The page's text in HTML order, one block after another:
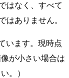
はなく、すべて
はありません。
います。現時点
が小さい場合は
。）